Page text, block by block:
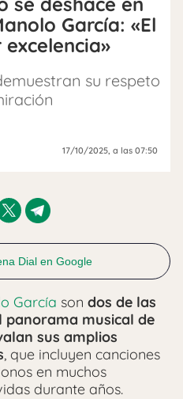
García: «El
su respeto
17/10/2025, a las 07:50
Dial en Google
García son dos de las
panorama musical de
sus amplios
, que incluyen canciones
en muchos
durante años.